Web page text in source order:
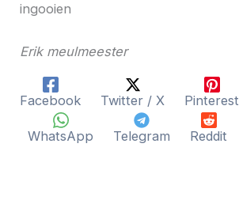
ingooien
Erik meulmeester
Facebook Twitter / X Pinterest
WhatsApp Telegram Reddit